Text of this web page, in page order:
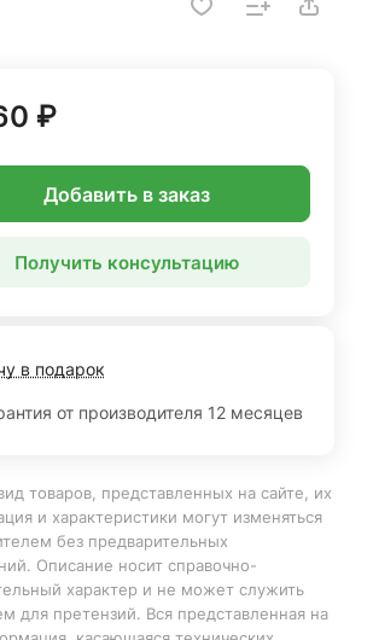
₽
Добавить в заказ
Получить консультацию
в подарок
от производителя 12 месяцев
товаров, представленных на сайте, их
и характеристики могут изменяться
без предварительных
Описание носит справочно-
характер и не может служить
для претензий. Вся представленная на